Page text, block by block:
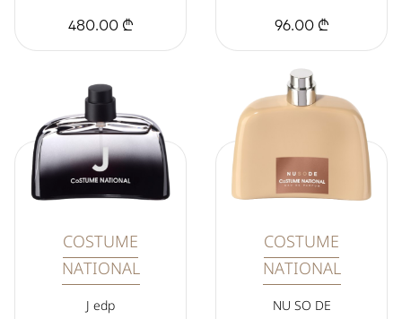
480.00 ₾ 96.00 ₾
COSTUME
NATIONAL
J edp
COSTUME
NATIONAL
NU SO DE